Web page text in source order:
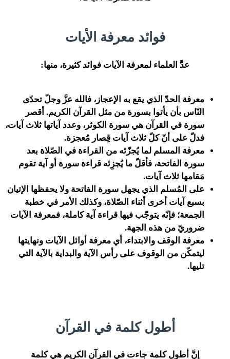
فوائد معرفة الأيات
عدَّ العلماء لمعرفة الآيات فوائد كثيرة، منها:
معرفة الحدّ الذي يقع به الإعجاز، فالله عزَّ وجلّ تحدّى
النّاس بأن يأتوا بسورة من مثل القرآن الكريم. أقصر
سورة في القرآن هي سورة الكوثر، وعدد آياتها ثلاث آيات،
فدلّ على أنّ كلّ ثلاث آيات قِصار مُعجزة.
معرفة المسلم لما يُجزّئه من القراءة في الصّلاة بعد
سورة الفاتحة، فأقلّ ما يُجزِئه قراءة سورة أو آية تقوم
مَقامها ثلاث آيات.
على المُسلم الذي يجهل سورة الفاتحة ولا يحفظها الإتيان
بسبع آيات أخرى أثناء الصّلاة، وكذلك الأمر في خطبة
الجمعة؛ فإنّه يتوجّب فيها قراءة آية كاملة، فمعرفة الآيات
ضروريّ من هذه الجهة.
معرفة الوقف والابتداء، أي معرفة أوائل الآيات ونهايتها
ليتمكّن من الوقوف على رأس الآية والبداية بالآية التي
تليها.
أطول كلمة في القرآن
إنَّ أطول كلمة جاءت في القرآن الكريم هي كلمة